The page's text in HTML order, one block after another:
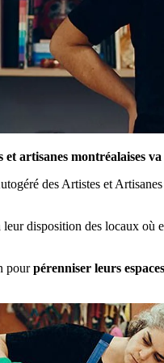
artisanes montréalaises
des Artistes et
disposition des locaux où
pourpérenniser leurs